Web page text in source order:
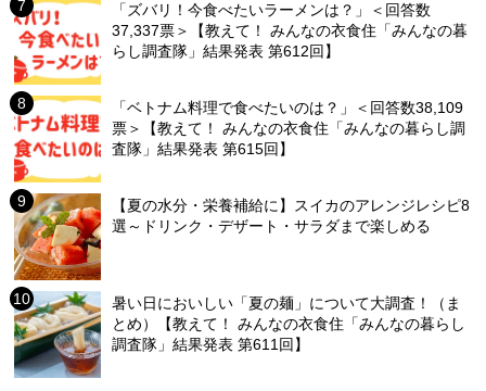
「ズバリ！今食べたいラーメンは？」＜回答数
37,337票＞【教えて！ みんなの衣食住「みんなの暮
らし調査隊」結果発表 第612回】
「ベトナム料理で食べたいのは？」＜回答数38,109
票＞【教えて！ みんなの衣食住「みんなの暮らし調
査隊」結果発表 第615回】
【夏の水分・栄養補給に】スイカのアレンジレシピ8
選～ドリンク・デザート・サラダまで楽しめる
暑い日においしい「夏の麺」について大調査！（ま
とめ）【教えて！ みんなの衣食住「みんなの暮らし
調査隊」結果発表 第611回】